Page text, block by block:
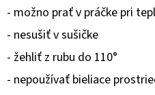
- možno prať v práčke pri
- nesušiť v sušičke
- žehliť z rubu do 110°
- nepoužívať bieliace
€18,90